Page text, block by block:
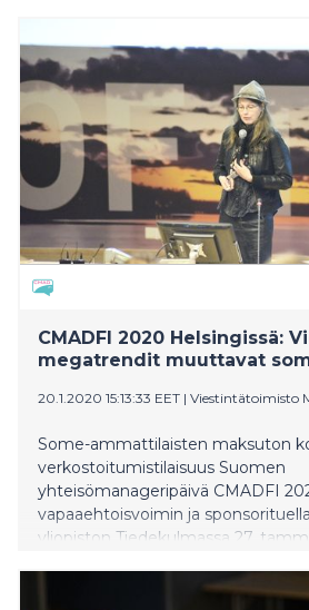
verkostoitumispäivässä verkossa
CMADFI 2020 Helsingissä:
megatrendit muuttavat
20.1.2020 15:13:33 EET | Viestintätoimisto
Some-ammattilaisten maksuton
verkostoitumistilaisuus Suomen
yhteisömanageripäivä CMADFI
vapaaehtoisvoimin ja
yliopiston Tiedekulmassa 27.
varattiin loppuun päivässä heti